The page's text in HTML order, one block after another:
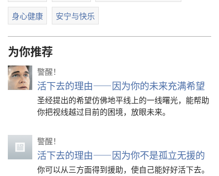
身心健康
安宁与快乐
为你推荐
警醒！
活下去的理由——因为你的未来充满希望
圣经提出的希望仿佛地平线上的一线曙光，能帮助
你把视线越过目前的困境，放眼未来。
警醒！
活下去的理由——因为你不是孤立无援的
你可以从三方面得到援助，使自己能好好活下去。